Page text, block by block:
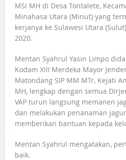
MSi MH di Desa Tontalete,
Minahasa Utara (Minut) yang
kerjanya ke Sulawesi Utara
2020.
Mentan Syahrul Yasin Limpo
Kodam XIII Merdeka Mayor
Matondang SIP MM MTr, Kejati
MH, lengkap dengan semua
VAP turun langsung memanen
dan melakukan penanaman
memberikan bantuan kepada
Mentan Syahrul mengatakan,
baik.